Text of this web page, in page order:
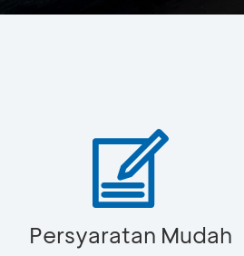
Persyaratan Mudah